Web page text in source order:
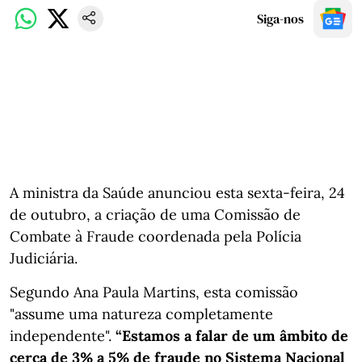
Siga-nos
A ministra da Saúde anunciou esta sexta-feira, 24
de outubro, a criação de uma Comissão de
Combate à Fraude coordenada pela Polícia
Judiciária.
Segundo Ana Paula Martins, esta comissão
"assume uma natureza completamente
independente". “Estamos a falar de um âmbito de
cerca de 3% a 5% de fraude no Sistema Nacional